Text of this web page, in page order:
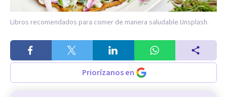
Libros recomendados para comer de manera saludable.Unsplash.
Priorízanos en